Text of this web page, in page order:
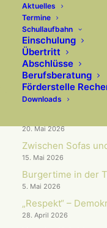
Aktuelles
Termine
Schullaufbahn
Einschulung
Übertritt
Abschlüsse
Berufsberatung
Förderstelle
Downloads
AKTUELLES
Wenn
10. Juli 2026
Arbeit im
10. Juni 2026
20. Mai 2026
Zwischen Sofas
15. Mai 2026
Burgertime in der
5. Mai 2026
„Respekt“ –
28. April 2026